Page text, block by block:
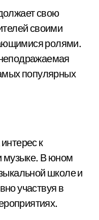
свою
своими
ролями.
популярных
к
музыке. В юном
школе и
участвуя в